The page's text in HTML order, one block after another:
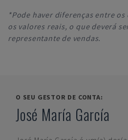
*Pode haver diferenças entre
os valores reais, o que deverá
representante de vendas.
O SEU GESTOR DE CONTA:
José María García